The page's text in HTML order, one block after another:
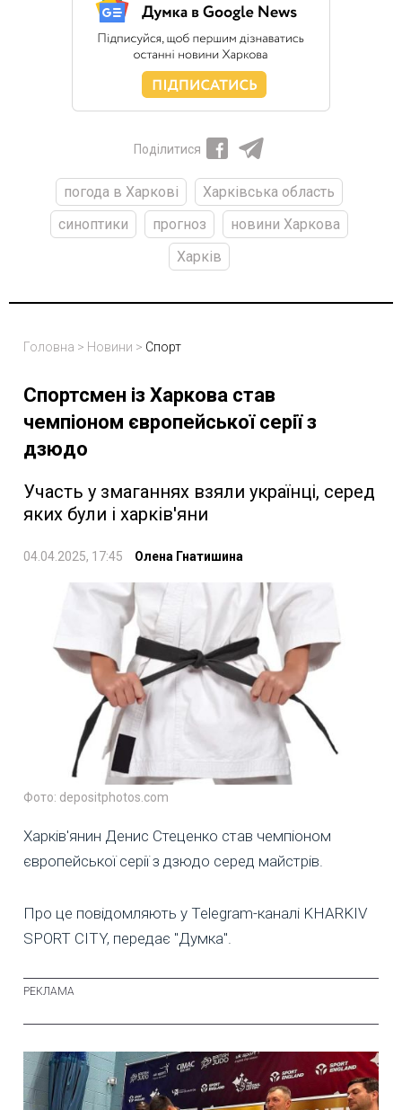
Поділитися
погода в Харкові
Харківська область
синоптики
прогноз
новини Харкова
Харків
Головна > Новини > Спорт
Спортсмен із Харкова став
чемпіоном європейської серії з
дзюдо
Участь у змаганнях взяли українці, серед
яких були і харків'яни
04.04.2025, 17:45 Олена Гнатишина
Фото: depositphotos.com
Харків'янин Денис Стеценко став чемпіоном
європейської серії з дзюдо серед майстрів.
Про це повідомляють у Telegram-каналі KHARKIV
SPORT CITY, передає "Думка".